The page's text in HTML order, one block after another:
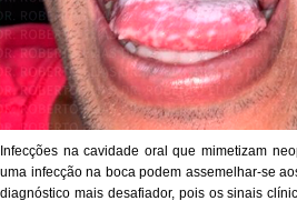
Infecções na cavidade oral que mimetizam
uma infecção na boca podem assemelhar-se
diagnóstico mais desafiador, pois os sinais